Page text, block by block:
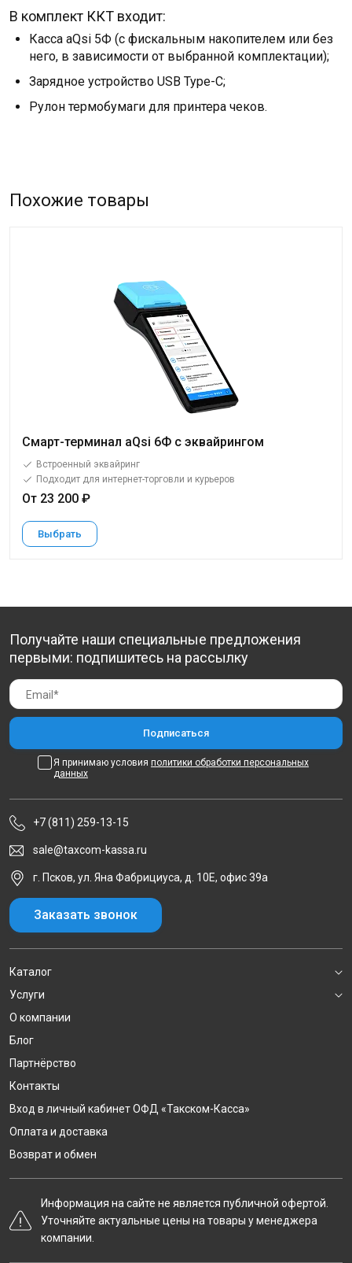
В комплект ККТ входит:
Касса aQsi 5Ф (с фискальным накопителем или без
него, в зависимости от выбранной комплектации);
Зарядное устройство USB Type-C;
Рулон термобумаги для принтера чеков.
Похожие товары
Смарт-терминал aQsi 6Ф с эквайрингом
Встроенный эквайринг
Подходит для интернет-торговли и курьеров
От 23 200 ₽
Выбрать
Получайте наши специальные предложения
первыми: подпишитесь на рассылку
Я принимаю условия политики обработки персональных
данных
+7 (811) 259-13-15
sale@taxcom-kassa.ru
г. Псков, ул. Яна Фабрициуса, д. 10Е, офис 39а
Заказать звонок
Каталог
Услуги
О компании
Блог
Партнёрство
Контакты
Вход в личный кабинет ОФД «Такском-Касса»
Оплата и доставка
Возврат и обмен
Информация на сайте не является публичной офертой.
Уточняйте актуальные цены на товары у менеджера
компании.